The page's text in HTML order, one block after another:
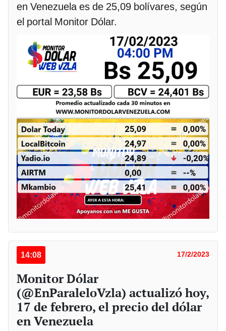
en Venezuela es de 25,09 bolívares, según
el portal Monitor Dólar.
14:08 17/2/2023
Monitor Dólar
(@EnParaleloVzla) actualizó hoy,
17 de febrero, el precio del dólar
en Venezuela